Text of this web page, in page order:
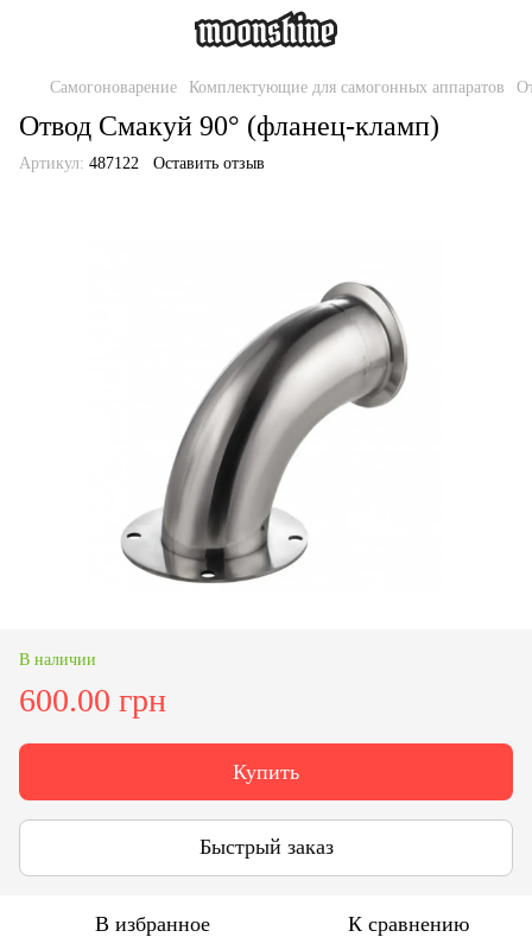
Самогоноварение Комплектующие для самогонных аппаратов
Отвод Смакуй 90° (фланец-кламп)
Артикул: 487122 Оставить отзыв
В наличии
600.00 грн
Купить
Быстрый заказ
В избранное К сравнению